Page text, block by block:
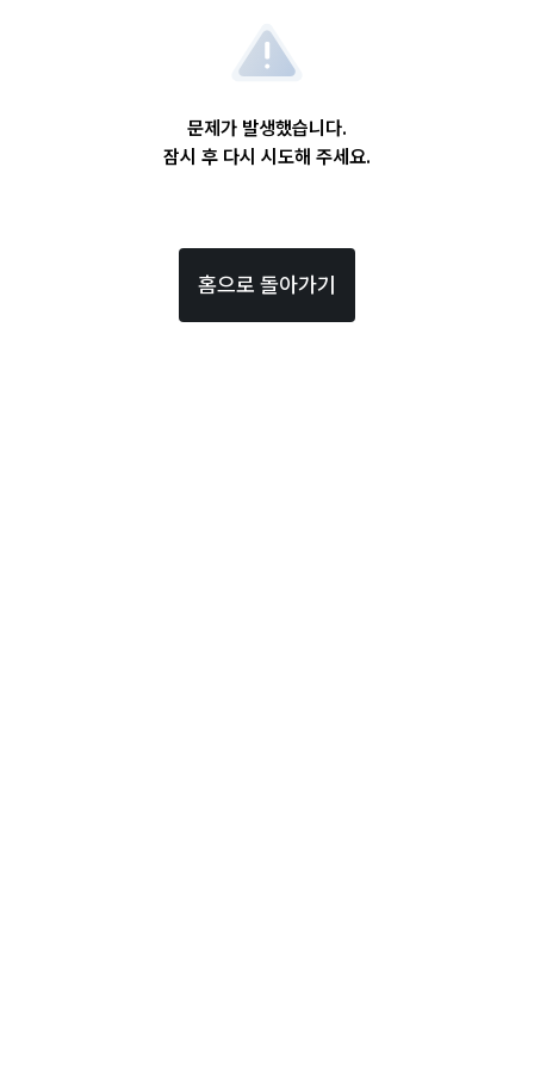
문제가 발생했습니다.
잠시 후 다시 시도해 주세요.
홈으로 돌아가기